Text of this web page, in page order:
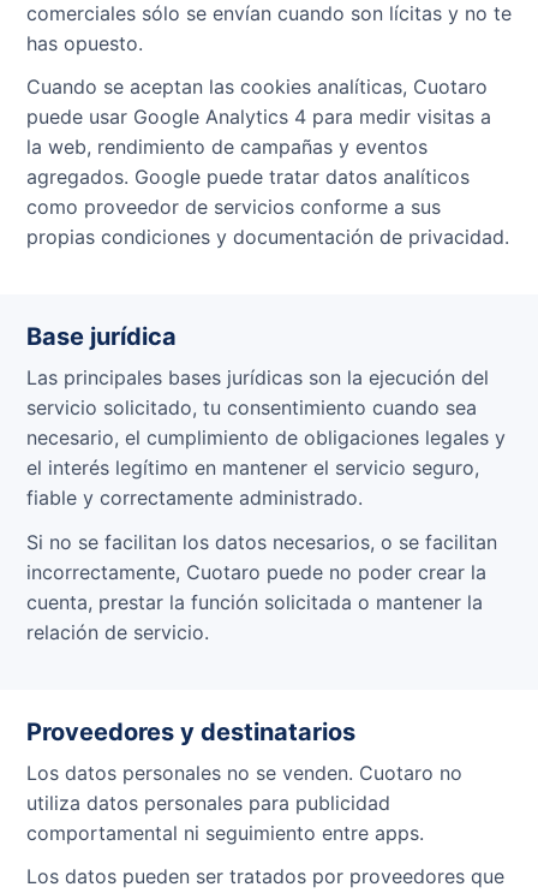
comerciales sólo se envían cuando son lícitas y no te
has opuesto.
Cuando se aceptan las cookies analíticas, Cuotaro
puede usar Google Analytics 4 para medir visitas a
la web, rendimiento de campañas y eventos
agregados. Google puede tratar datos analíticos
como proveedor de servicios conforme a sus
propias condiciones y documentación de privacidad.
Base jurídica
Las principales bases jurídicas son la ejecución del
servicio solicitado, tu consentimiento cuando sea
necesario, el cumplimiento de obligaciones legales y
el interés legítimo en mantener el servicio seguro,
fiable y correctamente administrado.
Si no se facilitan los datos necesarios, o se facilitan
incorrectamente, Cuotaro puede no poder crear la
cuenta, prestar la función solicitada o mantener la
relación de servicio.
Proveedores y destinatarios
Los datos personales no se venden. Cuotaro no
utiliza datos personales para publicidad
comportamental ni seguimiento entre apps.
Los datos pueden ser tratados por proveedores que